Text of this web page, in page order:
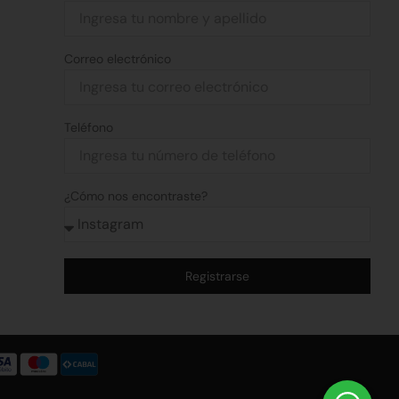
Correo electrónico
Teléfono
¿Cómo nos encontraste?
Registrarse